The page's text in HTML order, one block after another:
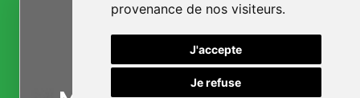
provenance de nos visiteurs.
J'accepte
Je refuse